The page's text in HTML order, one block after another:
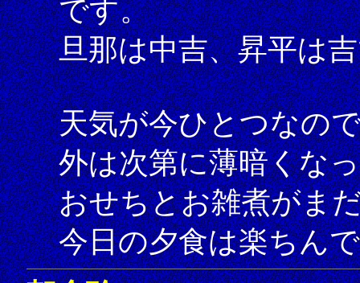
です。
旦那は中吉、昇平は
天気が今ひとつなの
外は次第に薄暗くな
おせちとお雑煮がま
今日の夕食は楽ちん